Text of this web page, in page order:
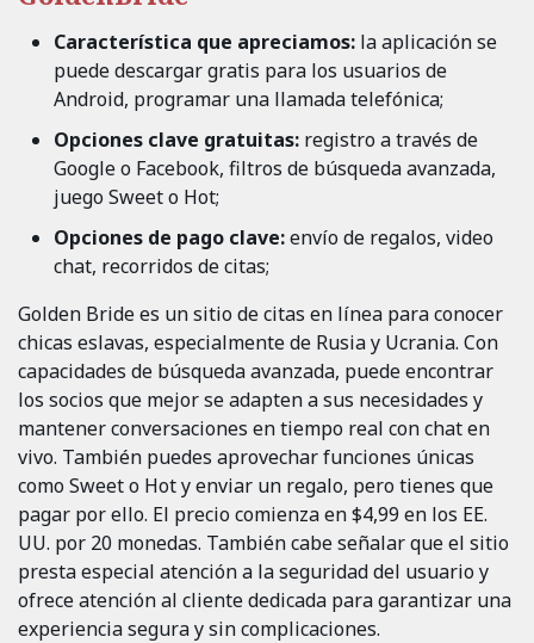
Característica que apreciamos: la aplicación se
puede descargar gratis para los usuarios de
Android, programar una llamada telefónica;
Opciones clave gratuitas: registro a través de
Google o Facebook, filtros de búsqueda avanzada,
juego Sweet o Hot;
Opciones de pago clave:envío de regalos, video
chat, recorridos de citas;
Golden Bride es un sitio de citas en línea para conocer
chicas eslavas, especialmente de Rusia y Ucrania. Con
capacidades de búsqueda avanzada, puede encontrar
los socios que mejor se adapten a sus necesidades y
mantener conversaciones en tiempo real con chat en
vivo. También puedes aprovechar funciones únicas
como Sweet o Hot y enviar un regalo, pero tienes que
pagar por ello. El precio comienza en $4,99 en los EE.
UU. por 20 monedas. También cabe señalar que el sitio
presta especial atención a la seguridad del usuario y
ofrece atención al cliente dedicada para garantizar una
experiencia segura y sin complicaciones.